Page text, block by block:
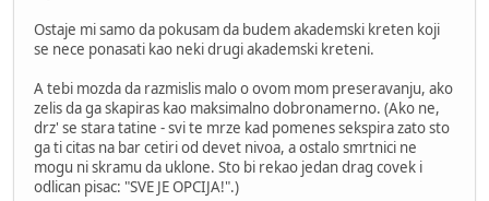
Ostaje mi samo da pokusam da budem akademski kreten koji
se nece ponasati kao neki drugi akademski kreteni.
A tebi mozda da razmislis malo o ovom mom preseravanju, ako
zelis da ga skapiras kao maksimalno dobronamerno. (Ako ne,
drz' se stara tatine - svi te mrze kad pomenes sekspira zato sto
ga ti citas na bar cetiri od devet nivoa, a ostalo smrtnici ne
mogu ni skramu da uklone. Sto bi rekao jedan drag covek i
odlican pisac: "SVE JE OPCIJA!".)